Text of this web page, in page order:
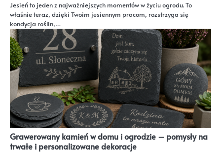
Jesień to jeden z najważniejszych momentów w życiu ogrodu. To
właśnie teraz, dzięki Twoim jesiennym pracom, rozstrzyga się
kondycja roślin,…
Grawerowany kamień w domu i ogrodzie – pomysły na
trwałe i personalizowane dekoracje